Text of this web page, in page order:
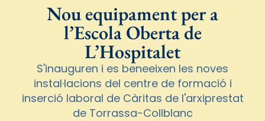
Nou equipament per a
l’Escola Oberta de
L’Hospitalet
S'inauguren i es beneeixen les noves
instal·lacions del centre de formació i
inserció laboral de Càritas de l'arxiprestat
de Torrassa-Collblanc